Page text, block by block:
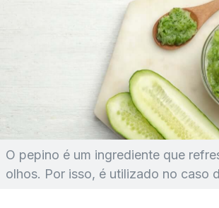
O pepino é um ingrediente que
olhos. Por isso, é utilizado no caso